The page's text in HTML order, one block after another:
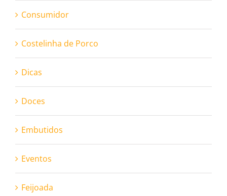
Consumidor
Costelinha de Porco
Dicas
Doces
Embutidos
Eventos
Feijoada